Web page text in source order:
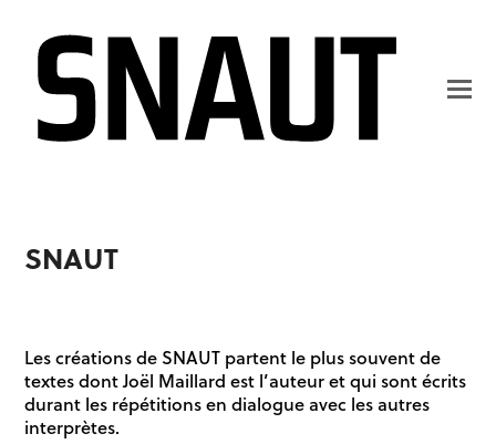
SNAUT
Les créations de SNAUT partent le plus souvent de
textes dont Joël Maillard est l’auteur et qui sont écrits
durant les répétitions en dialogue avec les autres
interprètes.